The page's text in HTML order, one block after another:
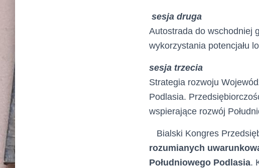
sesja druga
Autostrada do wschodniej
wykorzystania potencjału
sesja trzecia
Strategia rozwoju
Podlasia.
wspierające rozwój
Bialski Kongres
rozumianych
Południowego Podlasia.